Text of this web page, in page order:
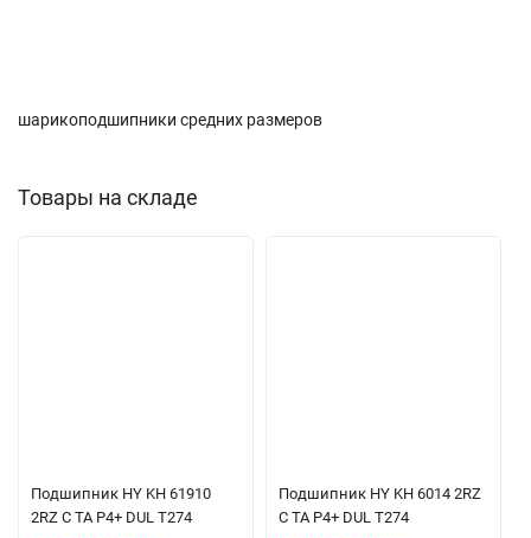
шарикоподшипники средних размеров
Товары на складе
Подшипник HY KH 61910
2RZ C TA P4+ DUL T274
Подшипник HY KH 6014 2RZ
C TA P4+ DUL T274